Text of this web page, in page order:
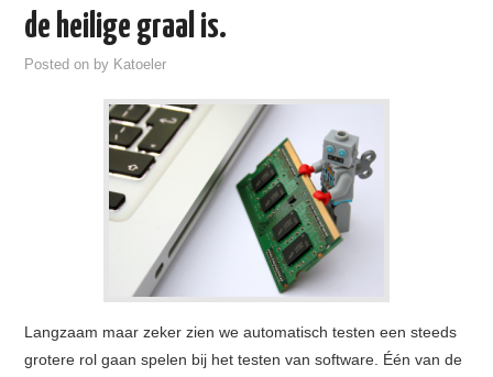
de heilige graal is.
Posted on by Katoeler
Langzaam maar zeker zien we automatisch testen een steeds
grotere rol gaan spelen bij het testen van software. Één van de